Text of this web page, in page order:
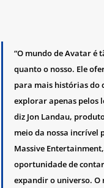
“O mundo de Avatar é
quanto o nosso. Ele
para mais histórias do
explorar apenas pelos
diz Jon Landau,
meio da nossa incrível
Massive
oportunidade de
expandir o universo. O